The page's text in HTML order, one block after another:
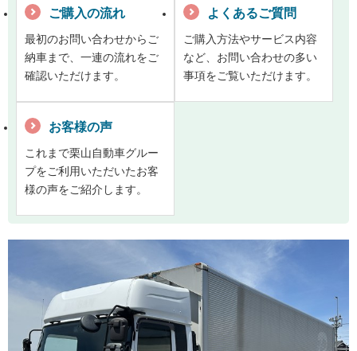
ご購入の流れ
最初のお問い合わせからご
納車まで、一連の流れをご
確認いただけます。
よくあるご質問
ご購入方法やサービス内容
など、お問い合わせの多い
事項をご覧いただけます。
お客様の声
これまで栗山自動車グルー
プをご利用いただいたお客
様の声をご紹介します。